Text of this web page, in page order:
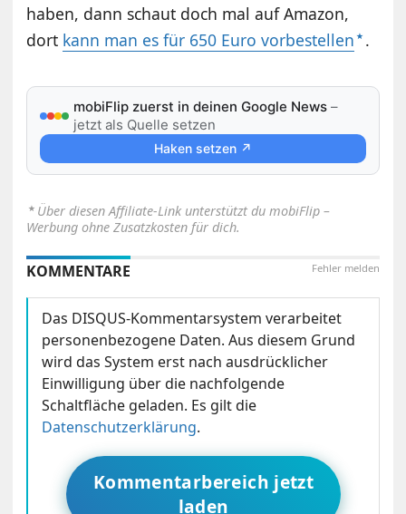
haben, dann schaut doch mal auf Amazon,
dort kann man es für 650 Euro vorbestellen .
mobiFlip zuerst in deinen Google News –
jetzt als Quelle setzen
Haken setzen ↗
⋆ Über diesen Affiliate-Link unterstützt du mobiFlip –
Werbung ohne Zusatzkosten für dich.
Fehler melden
KOMMENTARE
Das DISQUS-Kommentarsystem verarbeitet
personenbezogene Daten. Aus diesem Grund
wird das System erst nach ausdrücklicher
Einwilligung über die nachfolgende
Schaltfläche geladen. Es gilt die
Datenschutzerklärung.
Kommentarbereich jetzt
laden